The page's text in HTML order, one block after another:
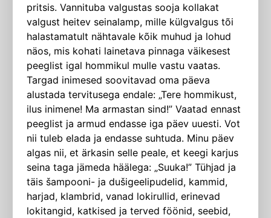
pritsis. Vannituba valgustas sooja kollakat
valgust heitev seinalamp, mille külgvalgus tõi
halastamatult nähtavale kõik muhud ja lohud
näos, mis kohati lainetava pinnaga väikesest
peeglist igal hommikul mulle vastu vaatas.
Targad inimesed soovitavad oma päeva
alustada tervitusega endale: „Tere hommikust,
ilus inimene! Ma armastan sind!” Vaatad ennast
peeglist ja armud endasse iga päev uuesti. Vot
nii tuleb elada ja endasse suhtuda. Minu päev
algas nii, et ärkasin selle peale, et keegi karjus
seina taga jämeda häälega: „Suuka!” Tühjad ja
täis šampooni- ja dušigeelipudelid, kammid,
harjad, klambrid, vanad lokirullid, erinevad
lokitangid, katkised ja terved föönid, seebid,